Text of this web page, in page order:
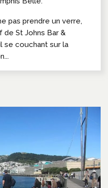
pas prendre un verre,
St Johns Bar &
se couchant sur la